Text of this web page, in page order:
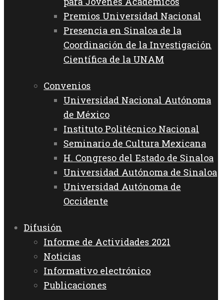
Premios Universidad Nacional
Presencia en Sinaloa de la
Coordinación de la Investigación
Científica de la UNAM
Convenios
Universidad Nacional Autónoma
de México
Instituto Politécnico Nacional
Seminario de Cultura Mexicana
H. Congreso del Estado de Sinaloa
Universidad Autónoma de Sinaloa
Universidad Autónoma de
Occidente
Difusión
Informe de Actividades 2021
Noticias
Informativo electrónico
Publicaciones